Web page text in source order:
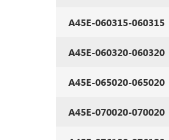
A45E-060315-060315
A45E-060320-060320
A45E-065020-065020
A45E-070020-070020